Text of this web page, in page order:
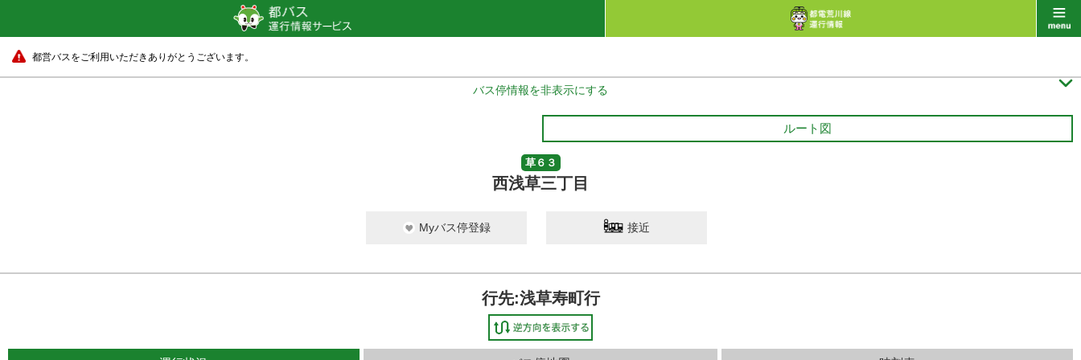
都営バスをご利用いただきありがとうございます。
バス停情報を非表示にする 
ルート図
草６３
西浅草三丁目
Myバス停登録 接近
行先:浅草寿町行